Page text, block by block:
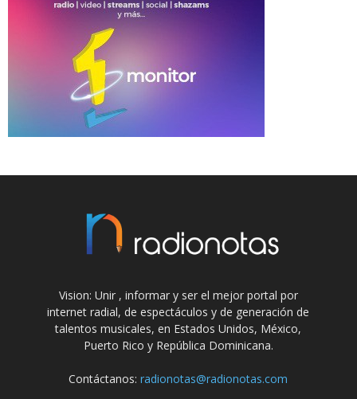
Vision: Unir , informar y ser el mejor portal por
internet radial, de espectáculos y de generación de
talentos musicales, en Estados Unidos, México,
Puerto Rico y República Dominicana.
Contáctanos:radionotas@radionotas.com